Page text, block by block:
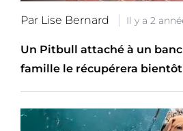
Par Lise Bernard Il y a 2
Un Pitbull attaché à un banc
famille le récupérera bientôt